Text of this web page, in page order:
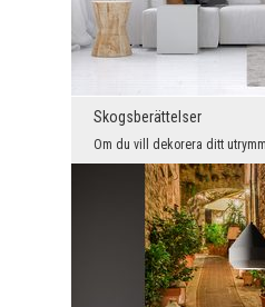
Skogsberättelser